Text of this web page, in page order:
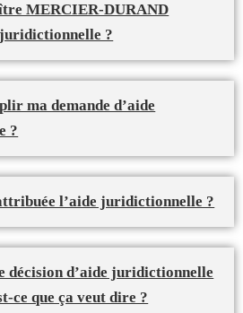
MERCIER-DURAND
?
ma demande d’aide
?
l’aide juridictionnelle ?
décision d’aide juridictionnelle
ce que ça veut dire ?